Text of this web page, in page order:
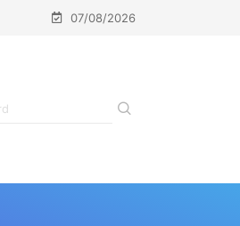
07/08/2026